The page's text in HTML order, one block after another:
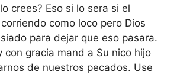
crees? Eso si lo sera si el
como loco pero Dios
para dejar que eso pasara.
con gracia mand a Su nico hijo
de nuestros pecados. Use